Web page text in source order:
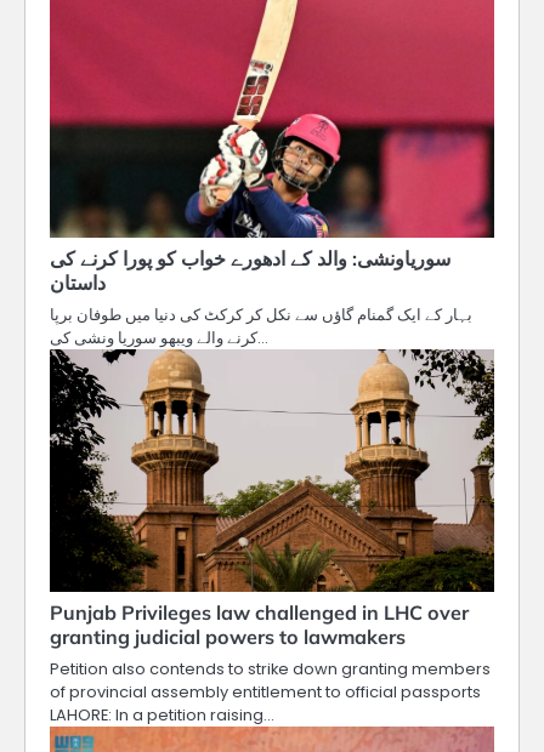
سوریاونشی: والد کے ادھورے خواب کو پورا کرنے کی
داستان
بہار کے ایک گمنام گاؤں سے نکل کر کرکٹ کی دنیا میں طوفان برپا
کرنے والے ویبھو سوریا ونشی کی…
Punjab Privileges law challenged in LHC over
granting judicial powers to lawmakers
Petition also contends to strike down granting members
of provincial assembly entitlement to official passports
LAHORE: In a petition raising…